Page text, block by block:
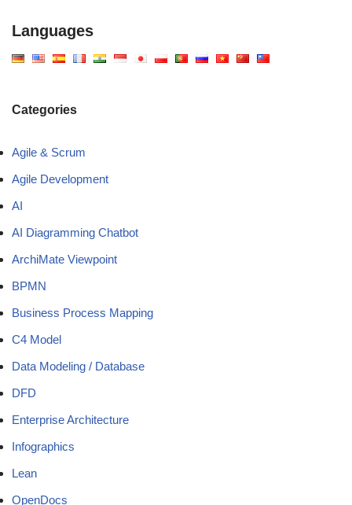
Languages
Categories
Agile & Scrum
Agile Development
AI
AI Diagramming Chatbot
ArchiMate Viewpoint
BPMN
Business Process Mapping
C4 Model
Data Modeling / Database
DFD
Enterprise Architecture
Infographics
Lean
OpenDocs